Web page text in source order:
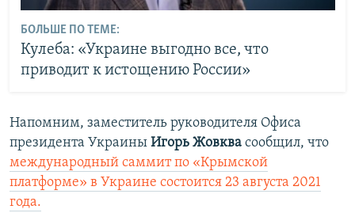
БОЛЬШЕ ПО ТЕМЕ:
Кулеба: «Украине выгодно все, что
приводит к истощению России»
Напомним, заместитель руководителя Офиса
президента Украины Игорь Жовква сообщил, что
международный саммит по «Крымской
платформе» в Украине состоится 23 августа 2021
года.